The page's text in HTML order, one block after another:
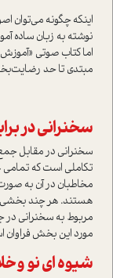
اينکه چگونه مي‌توان
نوشته به زبان ساده
اما کتاب صوتي
مبتدي تا حد
سخنراني در
سخنراني در مقابل جمع
تکاملي است که تمامي
مخاطبان در آن به
هستند. هر چند بخشي
مربوط به سخنراني در
مورد اين بخش فراوان
شيوه اي نو و